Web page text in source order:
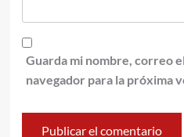
Guarda mi nombre, correo
navegador para la próxima